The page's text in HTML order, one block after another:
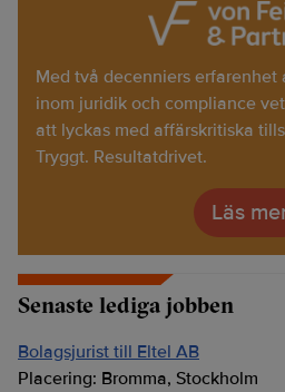
Med två decenniers
inom juridik och compliance
att lyckas med affärskritiska
Tryggt. Resultatdrivet.
Läs
Senaste lediga jobben
Bolagsjurist till Eltel AB
Placering: Bromma, Stockholm